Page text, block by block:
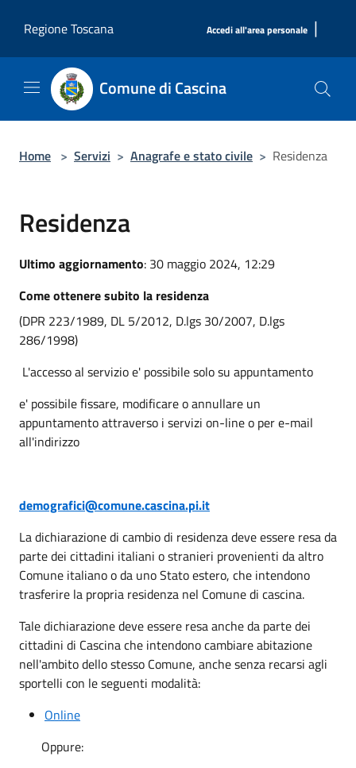
Regione Toscana
Accedi all'area personale |
Comune di Cascina
Home > Servizi > Anagrafe e stato civile > Residenza
Residenza
Ultimo aggiornamento: 30 maggio 2024, 12:29
Come ottenere subito la residenza
(DPR 223/1989, DL 5/2012, D.lgs 30/2007, D.lgs
286/1998)
L'accesso al servizio e' possibile solo su appuntamento
e' possibile fissare, modificare o annullare un
appuntamento attraverso i servizi on-line o per e-mail
all'indirizzo
demografici@comune.cascina.pi.it
La dichiarazione di cambio di residenza deve essere resa da
parte dei cittadini italiani o stranieri provenienti da altro
Comune italiano o da uno Stato estero, che intendono
trasferire la propria residenza nel Comune di cascina.
Tale dichiarazione deve essere resa anche da parte dei
cittadini di Cascina che intendono cambiare abitazione
nell'ambito dello stesso Comune, anche senza recarsi agli
sportelli con le seguenti modalità:
Online
Oppure: